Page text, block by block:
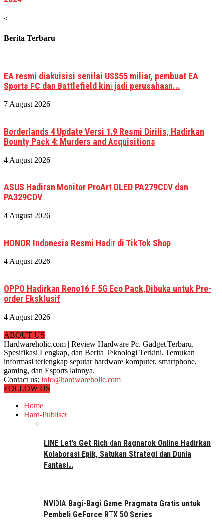
<
Berita Terbaru
EA resmi diakuisisi senilai US$55 miliar, pembuat EA
Sports FC dan Battlefield kini jadi perusahaan...
7 August 2026
Borderlands 4 Update Versi 1.9 Resmi Dirilis, Hadirkan
Bounty Pack 4: Murders and Acquisitions
4 August 2026
ASUS Hadiran Monitor ProArt OLED PA279CDV dan
PA329CDV
4 August 2026
HONOR Indonesia Resmi Hadir di TikTok Shop
4 August 2026
OPPO Hadirkan Reno16 F 5G Eco Pack,Dibuka untuk Pre-
order Eksklusif
4 August 2026
ABOUT US
Hardwareholic.com | Review Hardware Pc, Gadget Terbaru,
Spesifikasi Lengkap, dan Berita Teknologi Terkini. Temukan
informasi terlengkap seputar hardware komputer, smartphone,
gaming, dan Esports lainnya.
Contact us: info@hardwareholic.com
FOLLOW US
Home
Hard-Publiser
LINE Let’s Get Rich dan Ragnarok Online Hadirkan
Kolaborasi Epik, Satukan Strategi dan Dunia
Fantasi…
NVIDIA Bagi-Bagi Game Pragmata Gratis untuk
Pembeli GeForce RTX 50 Series